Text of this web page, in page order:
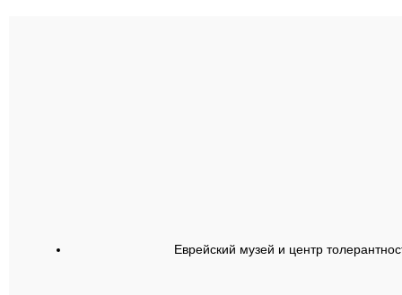
Еврейский музей и центр